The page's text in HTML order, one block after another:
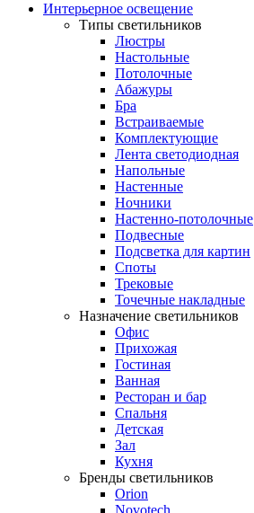
Интерьерное освещение
Типы светильников
Люстры
Настольные
Потолочные
Абажуры
Бра
Встраиваемые
Комплектующие
Лента светодиодная
Напольные
Настенные
Ночники
Настенно-потолочные
Подвесные
Подсветка для картин
Споты
Трековые
Точечные накладные
Назначение светильников
Офис
Прихожая
Гостиная
Ванная
Ресторан и бар
Спальня
Детская
Зал
Кухня
Бренды светильников
Orion
Novotech